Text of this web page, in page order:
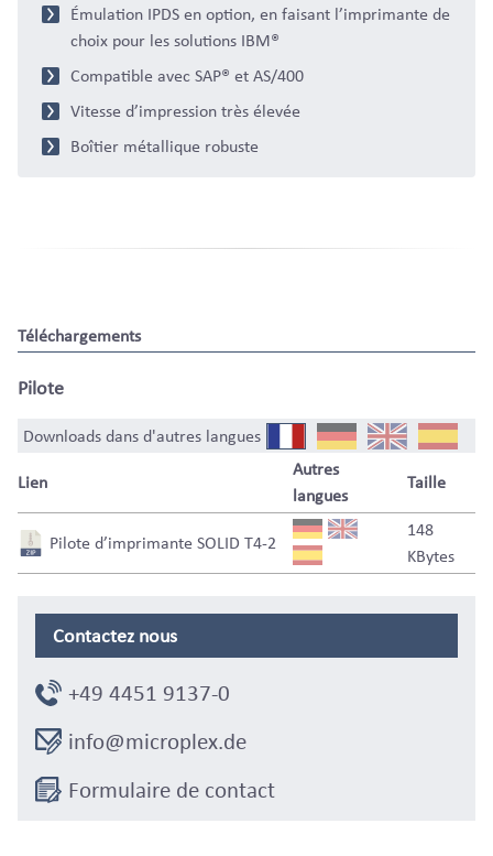
Émulation IPDS en option, en faisant l’imprimante de
choix pour les solutions IBM®
Compatible avec SAP® et AS/400
Vitesse d’impression très élevée
Boîtier métallique robuste
Téléchargements
Pilote
Downloads dans d'autres langues
Lien
Autres
langues
Taille
Pilote d’imprimante SOLID T4-2
148
KBytes
Contactez nous
+49 4451 9137-0
info@microplex.de
Formulaire de contact